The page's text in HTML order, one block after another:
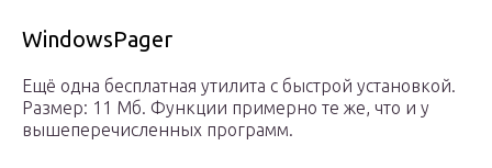
WindowsPager
Ещё одна бесплатная утилита с быстрой установкой.
Размер: 11 Мб. Функции примерно те же, что и у
вышеперечисленных программ.